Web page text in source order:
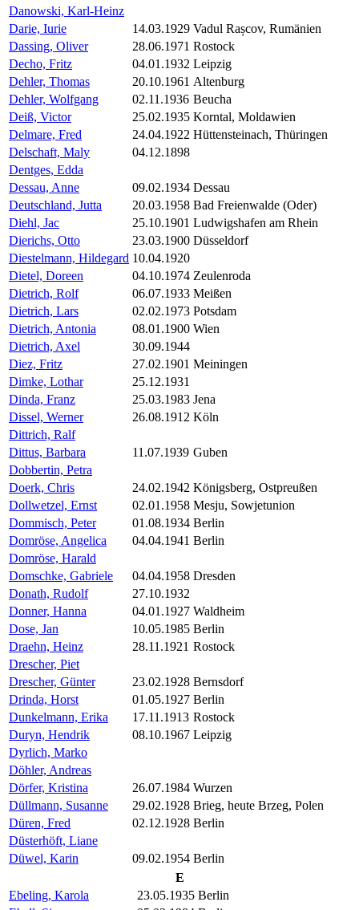
Danowski, Karl-Heinz
Darie, Iurie
14.03.1929 Vadul Rașcov, Rumänien
Dassing, Oliver
28.06.1971 Rostock
Decho, Fritz
04.01.1932 Leipzig
Dehler, Thomas
20.10.1961 Altenburg
Dehler, Wolfgang
02.11.1936 Beucha
Deiß, Victor
25.02.1935 Korntal, Moldawien
Delmare, Fred
24.04.1922 Hüttensteinach, Thüringen
Delschaft, Maly
04.12.1898
Dentges, Edda
Dessau, Anne
09.02.1934 Dessau
Deutschland, Jutta
20.03.1958 Bad Freienwalde (Oder)
Diehl, Jac
25.10.1901 Ludwigshafen am Rhein
Dierichs, Otto
23.03.1900 Düsseldorf
Diestelmann, Hildegard 10.04.1920
Dietel, Doreen
04.10.1974 Zeulenroda
Dietrich, Rolf
06.07.1933 Meißen
Dietrich, Lars
02.02.1973 Potsdam
Dietrich, Antonia
08.01.1900 Wien
Dietrich, Axel
30.09.1944
Diez, Fritz
27.02.1901 Meiningen
Dimke, Lothar
25.12.1931
Dinda, Franz
25.03.1983 Jena
Dissel, Werner
26.08.1912 Köln
Dittrich, Ralf
Dittus, Barbara
11.07.1939 Guben
Dobbertin, Petra
Doerk, Chris
24.02.1942 Königsberg, Ostpreußen
Dollwetzel, Ernst
02.01.1958 Mesju, Sowjetunion
Dommisch, Peter
01.08.1934 Berlin
Domröse, Angelica
04.04.1941 Berlin
Domröse, Harald
Domschke, Gabriele
04.04.1958 Dresden
Donath, Rudolf
27.10.1932
Donner, Hanna
04.01.1927 Waldheim
Dose, Jan
10.05.1985 Berlin
Draehn, Heinz
28.11.1921 Rostock
Drescher, Piet
Drescher, Günter
23.02.1928 Bernsdorf
Drinda, Horst
01.05.1927 Berlin
Dunkelmann, Erika
17.11.1913 Rostock
Duryn, Hendrik
08.10.1967 Leipzig
Dyrlich, Marko
Döhler, Andreas
Dörfer, Kristina
26.07.1984 Wurzen
Düllmann, Susanne
29.02.1928 Brieg, heute Brzeg, Polen
Düren, Fred
02.12.1928 Berlin
Düsterhöft, Liane
Düwel, Karin
09.02.1954 Berlin
E
Ebeling, Karola
23.05.1935 Berlin